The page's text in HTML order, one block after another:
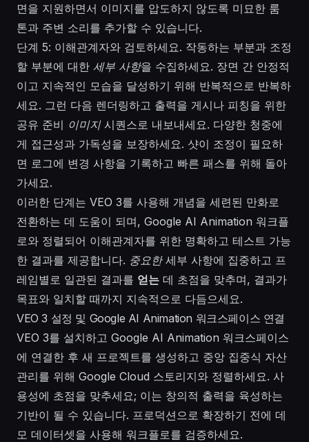
면을 지원하면서 이미지를 압도하지 않도록 미묘한 룸
톤과 주변 소리를 추가할 수 있습니다.
단계 5: 이해관계자와 검토하세요. 작동하는 부분과 조정
할 부분에 대한 세부 사항을 수집하세요. 장면 간 안정적
이고 지속적인 모습을 달성하기 위해 반복적으로 반복하
세요. 그런 다음 렌더링하고 출력을 게시나 피칭을 위한
공유 준비 이미지시퀀스로 내보내세요. 다양한 청중에
게 접근성과 가독성을 보장하세요. 샷이 조정이 필요하
면 로그에 변경 사항을 기록하고 빠른 패스를 위해 돌아
가세요.
이러한 단계는 VEO 3를 사용해 개념을 세련된 만화로
전환하는 데 도움이 되며, Google AI Animation 워크플
로와 정렬되어 이해관계자를 위한 명확하고 테스트 가능
한 결과를 제공합니다. 중요한세부 사항에 집중하고 프
레임별로 일관된 결과를 얻는 데 초점을 맞추며, 결과가
목표와 일치할 때까지 지속적으로 다듬으세요.
VEO 3 설정 및 Google AI Animation 워크스페이스 연결
VEO 3를 설치하고 Google AI Animation 워크스페이스
에 연결한 후 새 프로젝트를 생성하고 중앙 집중식 자산
관리를 위해 Google Cloud 스토리지와 정렬하세요. 사
용성에 초점을 맞추세요; 이는 창의적 출력을 육성하는
기반이 될 수 있습니다. 프로덕션으로 확장하기 전에 데
모 데이터셋을 사용해 워크플로를 검증하세요.